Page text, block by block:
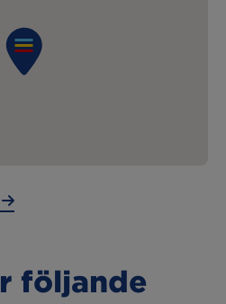
07:30 – 16:30
07:30 – 16:30
07:30 – 16:00
följande